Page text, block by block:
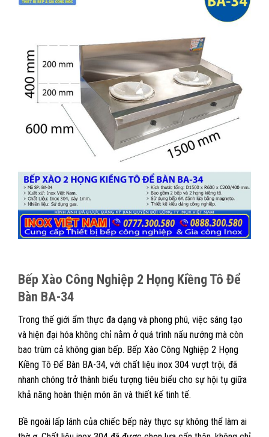
Bếp Xào Công Nghiệp 2 Họng Kiềng Tô Để
Bàn BA-34
Trong thế giới ẩm thực đa dạng và phong phú, việc sáng tạo
và hiện đại hóa không chỉ nằm ở quá trình nấu nướng mà còn
bao trùm cả không gian bếp. Bếp Xào Công Nghiệp 2 Họng
Kiềng Tô Để Bàn BA-34, với chất liệu inox 304 vượt trội, đã
nhanh chóng trở thành biểu tượng tiêu biểu cho sự hội tụ giữa
khả năng hoàn thiện món ăn và thiết kế tinh tế.
Bề ngoài lấp lánh của chiếc bếp này thực sự không thể làm ai